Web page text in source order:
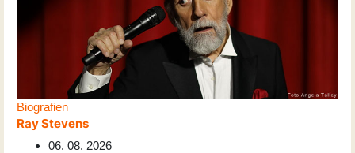
Biografien
Ray Stevens
06. 08. 2026